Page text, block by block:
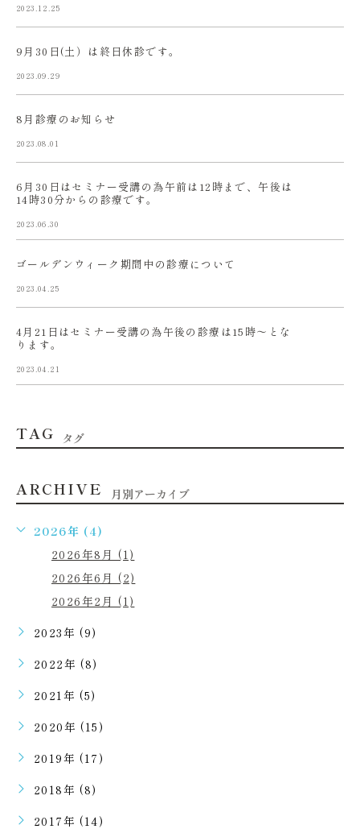
2023.12.25
9月30日(土）は終日休診です。
2023.09.29
8月診療のお知らせ
2023.08.01
6月30日はセミナー受講の為午前は12時まで、午後は
14時30分からの診療です。
2023.06.30
ゴールデンウィーク期間中の診療について
2023.04.25
4月21日はセミナー受講の為午後の診療は15時〜とな
ります。
2023.04.21
TAG タグ
ARCHIVE 月別アーカイブ
2026年 (4)
2026年8月 (1)
2026年6月 (2)
2026年2月 (1)
2023年 (9)
2022年 (8)
2021年 (5)
2020年 (15)
2019年 (17)
2018年 (8)
2017年 (14)